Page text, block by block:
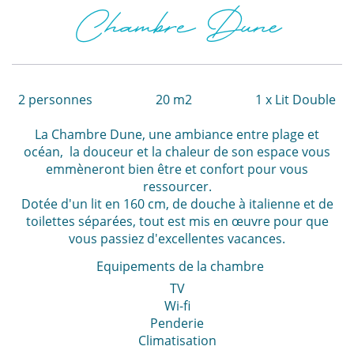
Chambre Dune
2 personnes 20 m2
1 x Lit Double
La Chambre Dune, une ambiance entre plage et
océan, la douceur et la chaleur de son espace vous
emmèneront bien être et confort pour vous
ressourcer.
Dotée d'un lit en 160 cm, de douche à italienne et de
toilettes séparées, tout est mis en œuvre pour que
vous passiez d'excellentes vacances.
Equipements de la chambre
TV
Wi-fi
Penderie
Climatisation